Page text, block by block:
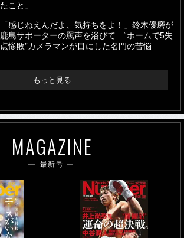
たこと」
「感じねえんだよ、気持ちをよ！」鈴木優磨が
鹿島サポーターの罵声を浴びて…“ホームで5失
点惨敗”カメラマンが目にした名門の苦悩
もっと見る
MAGAZINE
最新号